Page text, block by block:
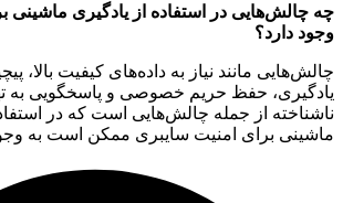
چه چالش‌هایی در استفاده از یادگیری ماشینی
وجود دارد؟
چالش‌هایی مانند نیاز به داده‌های کیفیت بالا،
یادگیری، حفظ حریم خصوصی و پاسخگویی به
ناشناخته از جمله چالش‌هایی است که در
ماشینی برای امنیت سایبری ممکن است به